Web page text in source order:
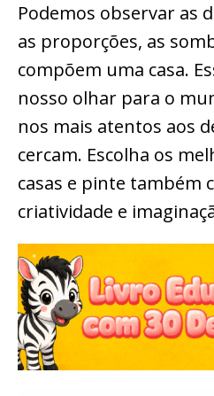
Podemos observar as
as proporções, as
compõem uma casa.
nosso olhar para o
nos mais atentos aos
cercam. Escolha os
casas e pinte também
criatividade e